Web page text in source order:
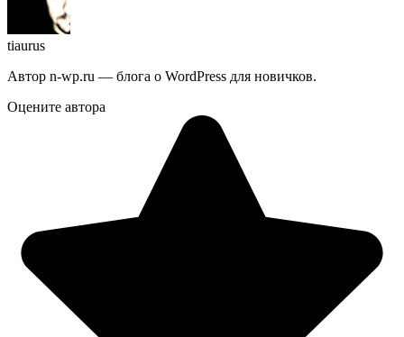
tiaurus
Автор n-wp.ru — блога о WordPress для новичков.
Оцените автора